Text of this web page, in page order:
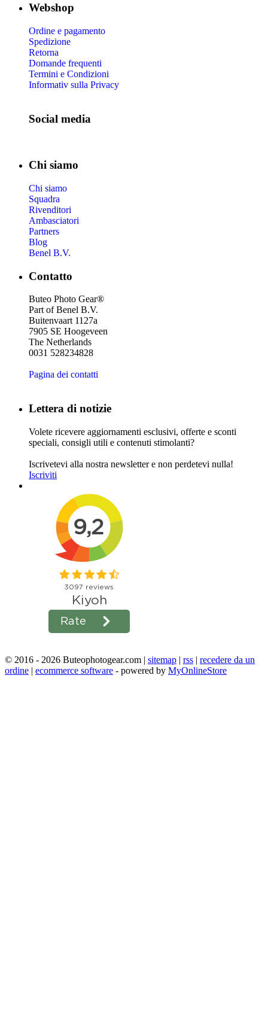
Webshop
Ordine e pagamento
Spedizione
Retorna
Domande frequenti
Termini e Condizioni
Informativ sulla Privacy
Social media
Chi siamo
Chi siamo
Squadra
Rivenditori
Ambasciatori
Partners
Blog
Benel B.V.
Contatto
Buteo Photo Gear®
Part of Benel B.V.
Buitenvaart 1127a
7905 SE Hoogeveen
The Netherlands
0031 528234828
Pagina dei contatti
Lettera di notizie
Volete ricevere aggiornamenti esclusivi, offerte e sconti
speciali, consigli utili e contenuti stimolanti?
Iscrivetevi alla nostra newsletter e non perdetevi nulla!
Iscriviti
© 2016 - 2026 Buteophotogear.com | sitemap | rss | recedere da un
ordine | ecommerce software - powered by MyOnlineStore